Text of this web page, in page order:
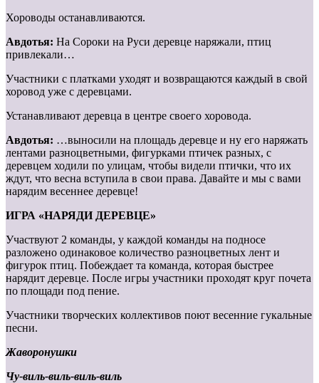
Хороводы останавливаются.
Авдотья: На Сороки на Руси деревце наряжали, птиц
привлекали…
Участники с платками уходят и возвращаются каждый в свой
хоровод уже с деревцами.
Устанавливают деревца в центре своего хоровода.
Авдотья: …выносили на площадь деревце и ну его наряжать
лентами разноцветными, фигурками птичек разных, с
деревцем ходили по улицам, чтобы видели птички, что их
ждут, что весна вступила в свои права. Давайте и мы с вами
нарядим весеннее деревце!
ИГРА «НАРЯДИ ДЕРЕВЦЕ»
Участвуют 2 команды, у каждой команды на подносе
разложено одинаковое количество разноцветных лент и
фигурок птиц. Побеждает та команда, которая быстрее
нарядит деревце. После игры участники проходят круг почета
по площади под пение.
Участники творческих коллективов поют весенние гукальные
песни.
Жаворонушки
Чу-виль-виль-виль-виль